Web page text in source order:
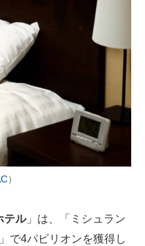
）
テル」は、「ミシュラン
で4パビリオンを獲得し